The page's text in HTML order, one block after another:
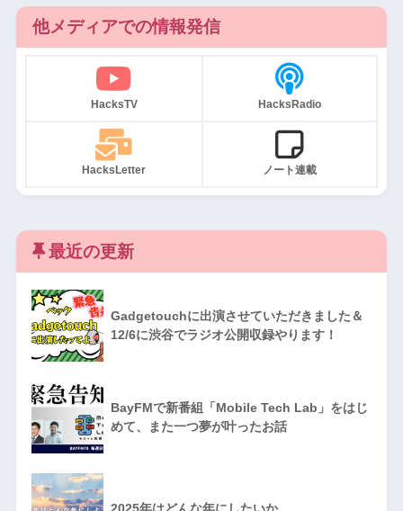
他メディアでの情報発信
HacksTV HacksRadio
HacksLetter ノート連載
最近の更新
Gadgetouchに出演させていただきました＆
12/6に渋谷でラジオ公開収録やります！
BayFMで新番組「Mobile Tech Lab」をはじ
めて、また一つ夢が叶ったお話